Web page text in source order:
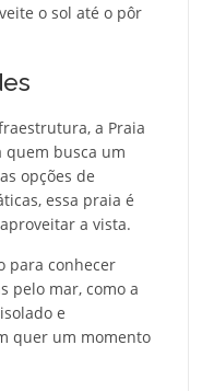
o sol até o pôr
a Praia
quem busca um
opções de
essa praia é
a vista.
para conhecer
pelo mar, como a
e
quer um momento